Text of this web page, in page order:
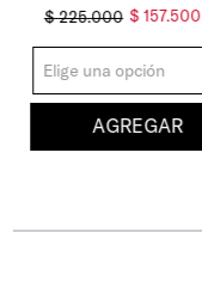
$157.500
$225.000
Elige una opción
AGREGAR